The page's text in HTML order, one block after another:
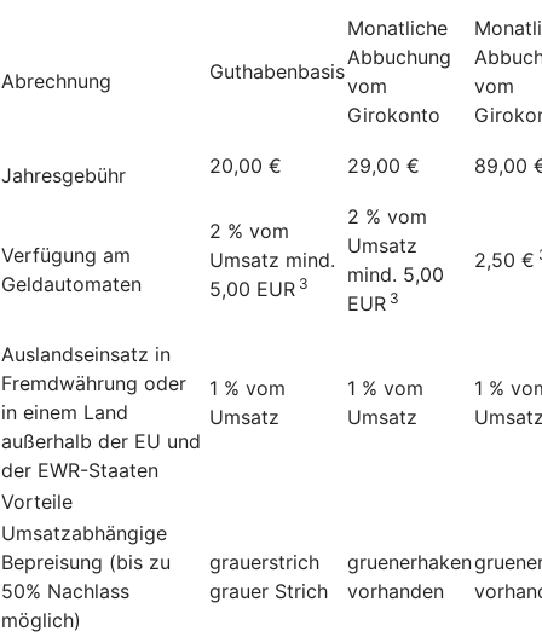
Abrechnung Guthabenbasis
Monatliche
Abbuchung
vom
Girokonto
vom
Jahresgebühr 20,00 € 29,00 € 89,00
Verfügung am
Geldautomaten
2 % vom
Umsatz mind.
5,00 EUR 3
2 % vom
Umsatz
mind. 5,00
EUR 3
2,50 €
Auslandseinsatz in
Fremdwährung oder
in einem Land
außerhalb der EU und
der EWR-Staaten
1 % vom
Umsatz
1 % vom
Umsatz
1 %
Vorteile
Umsatzabhängige
Bepreisung (bis zu
50% Nachlass
möglich)
grauerstrich
grauer Strich
gruenerhaken
vorhanden